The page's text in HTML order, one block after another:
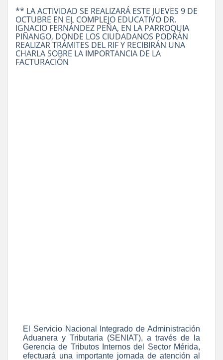
** LA ACTIVIDAD SE REALIZARÁ ESTE JUEVES 9 DE
OCTUBRE EN EL COMPLEJO EDUCATIVO DR.
IGNACIO FERNÁNDEZ PEÑA, EN LA PARROQUIA
PIÑANGO, DONDE LOS CIUDADANOS PODRÁN
REALIZAR TRÁMITES DEL RIF Y RECIBIRÁN UNA
CHARLA SOBRE LA IMPORTANCIA DE LA
FACTURACIÓN
El Servicio Nacional Integrado de Administración
Aduanera y Tributaria (SENIAT), a través de la
Gerencia de Tributos Internos del Sector Mérida,
efectuará una importante jornada de atención al